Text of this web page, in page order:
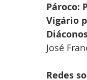
Pároco:
Vigário
José
Redes